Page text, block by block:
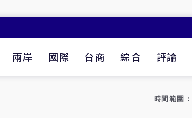
兩岸 國際 台商 綜合 評論
時間範圍：